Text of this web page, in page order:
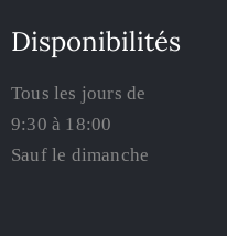
Disponibilités
Tous les jours de
9:30 à 18:00
Sauf le dimanche